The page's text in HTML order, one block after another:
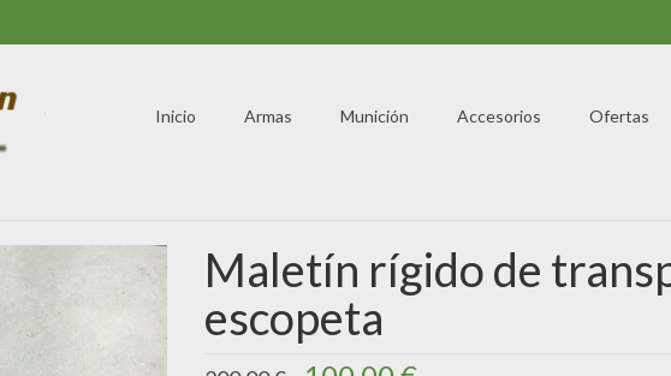
Inicio Armas Munición Accesorios Ofertas
Maletín rígido de
escopeta